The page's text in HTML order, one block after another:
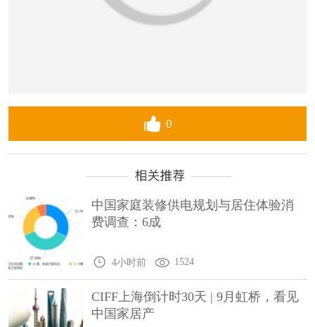
0
中国家庭装修供电规划与居住体验消
费调查：6成
4小时前 1524
CIFF上海倒计时30天 | 9月虹桥，看见
中国家居产